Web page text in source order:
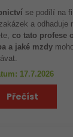
se podílí na
a odhaduje
co tato profese
a jaké mzdy
17.7.2026
Přečíst